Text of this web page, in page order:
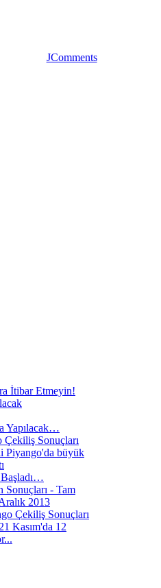
JComments
İtibar Etmeyin!
Yapılacak…
Sonuçları
Piyango'da büyük
Başladı…
Sonuçları - Tam
2013
Çekiliş Sonuçları
Kasım'da 12